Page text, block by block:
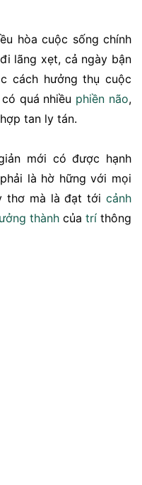
hòa cuộc sống chính
lãng xẹt, cả ngày bận
cách hưởng thụ cuộc
quá nhiều phiền não,
tan ly tán.
mới có được hạnh
là hờ hững với mọi
thơ mà là đạt tới cảnh
thành của trí thông